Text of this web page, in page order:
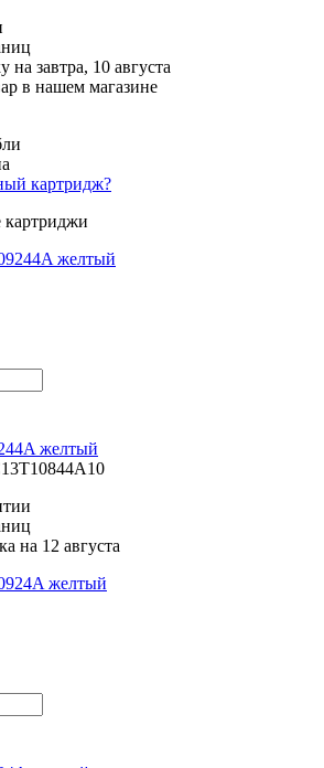
на завтра, 10 августа
в нашем магазине
картридж?
картриджи
желтый
на 12 августа